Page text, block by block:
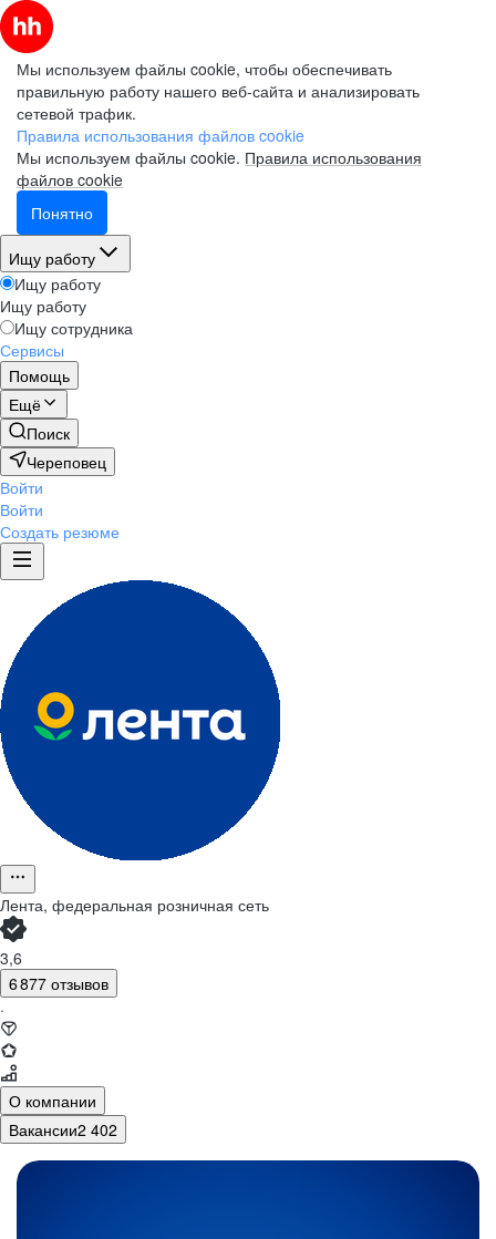
Мы используем файлы cookie, чтобы обеспечивать
правильную работу нашего веб-сайта и анализировать
сетевой трафик.
Правила использования файлов cookie
Мы используем файлы cookie. Правила использования
файлов cookie
Понятно
Ищу работу
Ищу работу
Ищу работу
Ищу сотрудника
Сервисы
Помощь
Ещё
Поиск
Череповец
Войти
Войти
Создать резюме
Лента, федеральная розничная сеть
3,6
6 877 отзывов
·
О компании
Вакансии2 402